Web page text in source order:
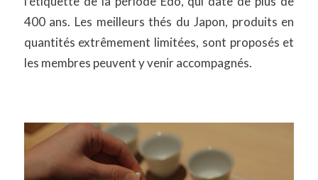
400 ans. Les meilleurs thés du Japon, produits en
quantités extrêmement limitées, sont proposés et
les membres peuvent y venir accompagnés.